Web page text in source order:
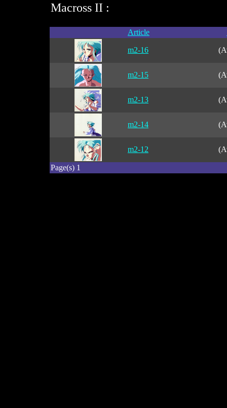
Macross II :
Article
m2-16
m2-15
m2-13
m2-14
m2-12
Page(s) 1